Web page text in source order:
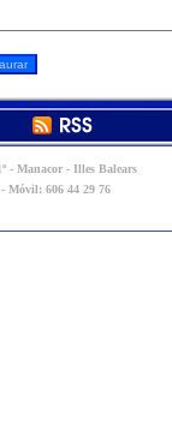
- Manacor - Illes Balears
Móvil: 606 44 29 76